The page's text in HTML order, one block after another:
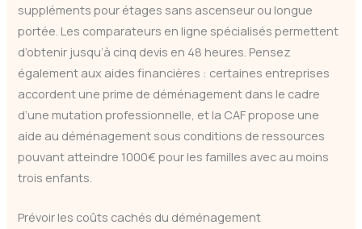
suppléments pour étages sans ascenseur ou longue
portée. Les comparateurs en ligne spécialisés permettent
d’obtenir jusqu’à cinq devis en 48 heures. Pensez
également aux aides financières : certaines entreprises
accordent une prime de déménagement dans le cadre
d’une mutation professionnelle, et la CAF propose une
aide au déménagement sous conditions de ressources
pouvant atteindre 1000€ pour les familles avec au moins
trois enfants.
Prévoir les coûts cachés du déménagement